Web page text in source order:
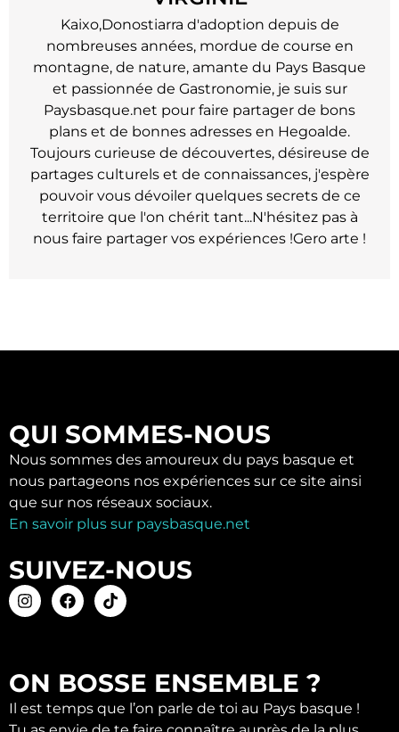
Kaixo,Donostiarra d'adoption depuis de
nombreuses années, mordue de course en
montagne, de nature, amante du Pays Basque
et passionnée de Gastronomie, je suis sur
Paysbasque.net pour faire partager de bons
plans et de bonnes adresses en Hegoalde.
Toujours curieuse de découvertes, désireuse de
partages culturels et de connaissances, j'espère
pouvoir vous dévoiler quelques secrets de ce
territoire que l'on chérit tant...N'hésitez pas à
nous faire partager vos expériences !Gero arte !
QUI SOMMES-NOUS
Nous sommes des amoureux du pays basque et
nous partageons nos expériences sur ce site ainsi
que sur nos réseaux sociaux.
En savoir plus sur paysbasque.net
SUIVEZ-NOUS
ON BOSSE ENSEMBLE ?
Il est temps que l’on parle de toi au Pays basque !